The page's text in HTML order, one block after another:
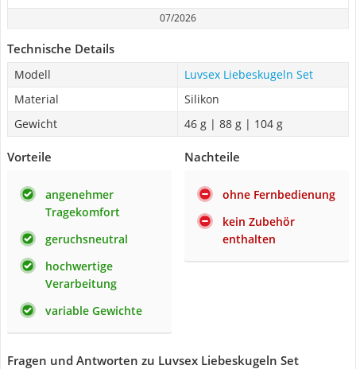
07/2026
Technische Details
Modell
Luvsex Liebeskugeln Set
Material
Silikon
Gewicht
46 g | 88 g | 104 g
Vorteile
angenehmer
Tragekomfort
geruchsneutral
hochwertige
Verarbeitung
variable Gewichte
Nachteile
ohne Fernbedienung
kein Zubehör
enthalten
Fragen und Antworten zu Luvsex Liebeskugeln Set